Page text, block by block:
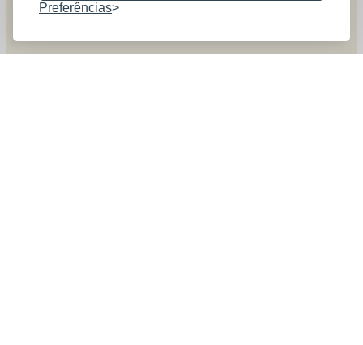
Preferências